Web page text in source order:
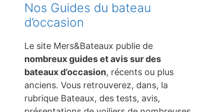
Nos Guides du bateau
d’occasion
Le site Mers&Bateaux publie de
nombreux guides et avis sur des
bateaux d’occasion, récents ou plus
anciens. Vous retrouverez, dans, la
rubrique Bateaux, des tests, avis,